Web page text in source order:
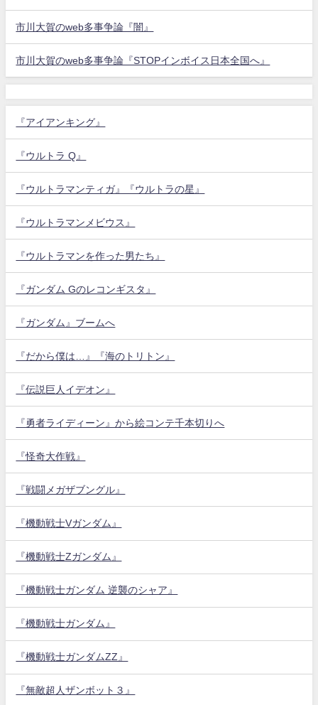
市川大賀のweb多事争論『闇』
市川大賀のweb多事争論『STOPインボイス日本全国へ』
『アイアンキング』
『ウルトラ Q』
『ウルトラマンティガ』『ウルトラの星』
『ウルトラマンメビウス』
『ウルトラマンを作った男たち』
『ガンダム Gのレコンギスタ』
『ガンダム』ブームへ
『だから僕は…』『海のトリトン』
『伝説巨人イデオン』
『勇者ライディーン』から絵コンテ千本切りへ
『怪奇大作戦』
『戦闘メガザブングル』
『機動戦士Vガンダム』
『機動戦士Zガンダム』
『機動戦士ガンダム 逆襲のシャア』
『機動戦士ガンダム』
『機動戦士ガンダムZZ』
『無敵超人ザンボット３』